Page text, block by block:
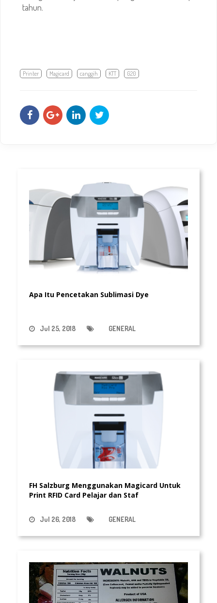
tahun.
Printer Magicard canggih KTT G20
Apa Itu Pencetakan Sublimasi Dye
Jul 25, 2018 GENERAL
FH Salzburg Menggunakan Magicard Untuk
Print RFID Card Pelajar dan Staf
Jul 26, 2018 GENERAL